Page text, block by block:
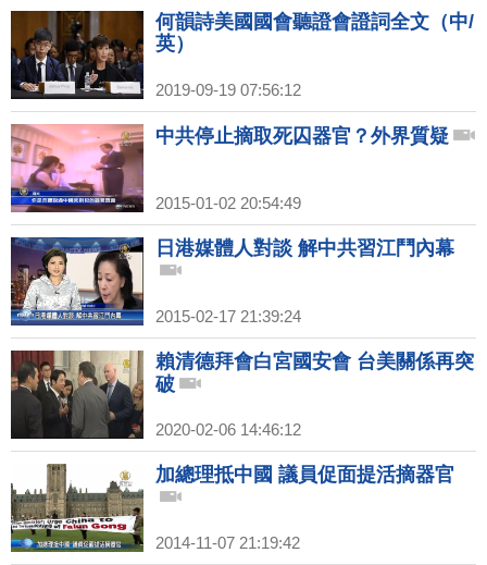
何韻詩美國國會聽證會證詞全文（中/
英）
2019-09-19 07:56:12
中共停止摘取死囚器官？外界質疑
2015-01-02 20:54:49
日港媒體人對談 解中共習江鬥內幕
2015-02-17 21:39:24
賴清德拜會白宮國安會 台美關係再突
破
2020-02-06 14:46:12
加總理抵中國 議員促面提活摘器官
2014-11-07 21:19:42